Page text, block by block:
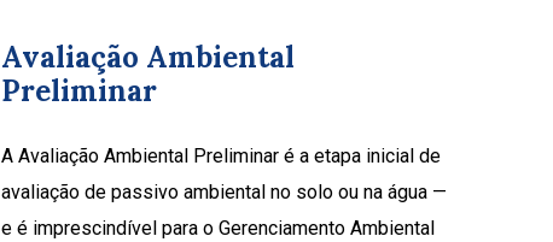
Avaliação Ambiental
Preliminar
A Avaliação Ambiental Preliminar é a etapa inicial de
avaliação de passivo ambiental no solo ou na água —
e é imprescindível para o Gerenciamento Ambiental